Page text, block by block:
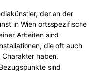
der an der
in Wien ortsspezifische
Arbeiten sind
die oft auch
haben.
sind